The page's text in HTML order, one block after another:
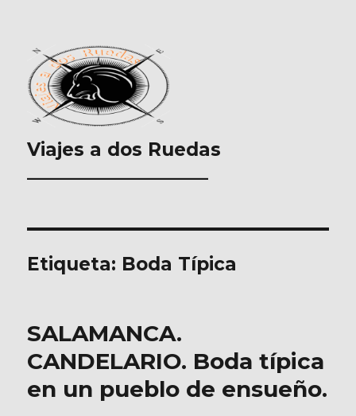
Viajes a dos Ruedas
___________________
Etiqueta: Boda Típica
SALAMANCA.
CANDELARIO. Boda típica
en un pueblo de ensueño.